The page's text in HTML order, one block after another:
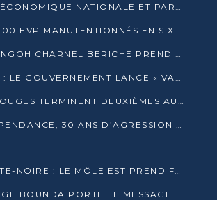
INTELLIGENCE ÉCONOMIQUE NATIONALE ET PARTENARIATS INTERNATIONAUX : VERS UNE DOCTRINE SOUVERAINE DE SÉCURITÉ ÉCONOMIQUE
PRÈS DE 700 000 EVP MANUTENTIONNÉS EN SIX MOIS PAR CONGO TERMINAL
RNP : DJOUBE NGOH CHARNEL BERICHE PREND LES RÊNES DU PARTI
BURKINA FASO : LE GOUVERNEMENT LANCE « VACANCES UTILES 2026 » POUR FORMER LES ÉLÈVES À 15 MÉTIERS
LES DIABLES ROUGES TERMINENT DEUXIÈMES AU CHAMPIONNAT D’AFRIQUE ZONE 3
66 ANS D’INDEPENDANCE, 30 ANS D’AGRESSION RWAN DAISE : 4 PRESIDENCES, UN ECHEC COLLECTIF
MÔLE EST PREND FORME ET VISE LES GÉANTS DES MERS
CONSTANT SERGE BOUNDA PORTE LE MESSAGE DE COMPASSION DE DENIS SASSOU NGUESSO EN IRAN